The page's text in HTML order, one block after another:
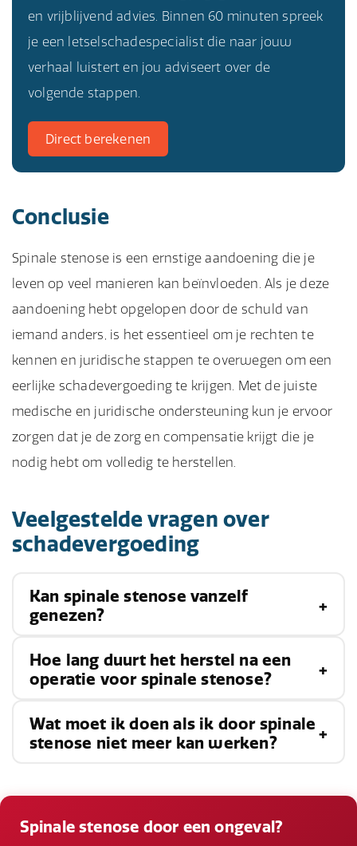
en vrijblijvend advies. Binnen 60 minuten spreek
je een letselschadespecialist die naar jouw
verhaal luistert en jou adviseert over de
volgende stappen.
Direct berekenen
Conclusie
Spinale stenose is een ernstige aandoening die je
leven op veel manieren kan beïnvloeden. Als je deze
aandoening hebt opgelopen door de schuld van
iemand anders, is het essentieel om je rechten te
kennen en juridische stappen te overwegen om een
eerlijke schadevergoeding te krijgen. Met de juiste
medische en juridische ondersteuning kun je ervoor
zorgen dat je de zorg en compensatie krijgt die je
nodig hebt om volledig te herstellen.
Veelgestelde vragen over
schadevergoeding
Kan spinale stenose vanzelf
genezen?
Spinale stenose is meestal een chronische
aandoening die niet vanzelf geneest.
Behandeling kan echter helpen om de
symptomen te beheersen en de kwaliteit van
Hoe lang duurt het herstel na een
operatie voor spinale stenose?
Het herstel na een operatie voor spinale
stenose varieert afhankelijk van de ingreep en
volledig herstel is bereikt.
Wat moet ik doen als ik door spinale
stenose niet meer kan werken?
Spinale stenose door een ongeval?